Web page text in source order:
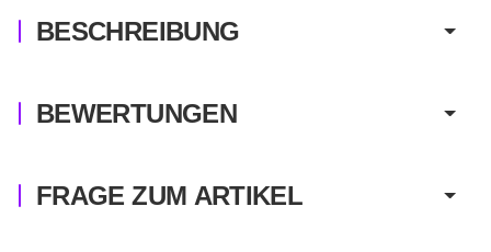
BESCHREIBUNG
BEWERTUNGEN
FRAGE ZUM ARTIKEL